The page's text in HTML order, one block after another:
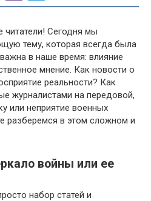
читатели! Сегодня мы
тему, которая всегда была
в наше время: влияние
мнение. Как новости о
реальности? Как
журналистами на передовой,
или неприятие военных
разберемся в этом сложном и
войны или ее
набор статей и